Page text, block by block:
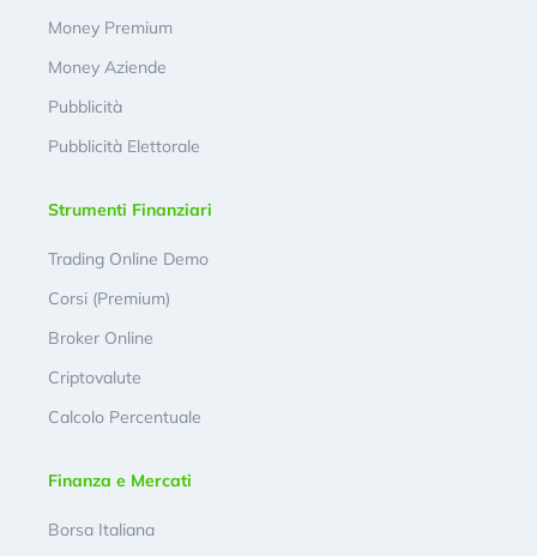
Money Premium
Money Aziende
Pubblicità
Pubblicità Elettorale
Strumenti Finanziari
Trading Online Demo
Corsi (Premium)
Broker Online
Criptovalute
Calcolo Percentuale
Finanza e Mercati
Borsa Italiana